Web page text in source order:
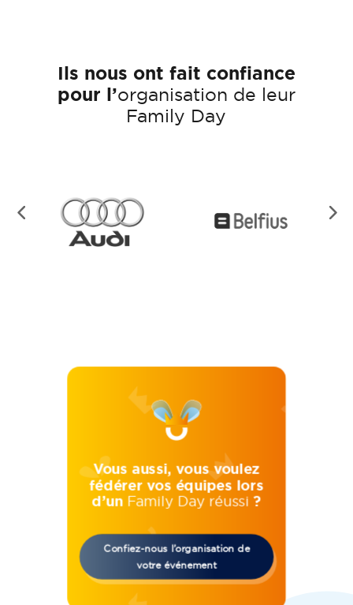
Ils nous ont fait confiance
pour l’organisation de leur
Family Day
Vous aussi, vous voulez
fédérer vos équipes lors
d’un Family Day réussi ?
Confiez-nous l’organisation de
votre événement